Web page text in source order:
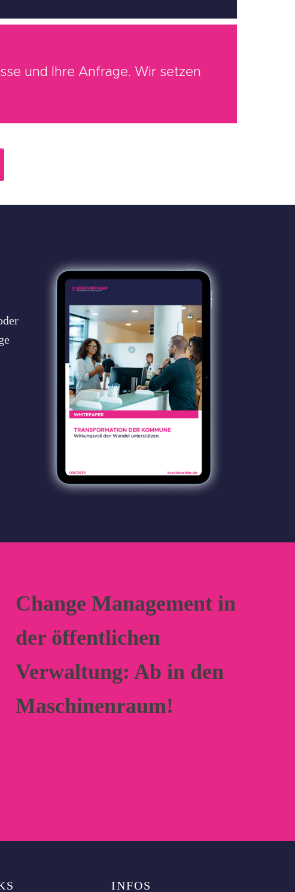
und Ihre Anfrage. Wir setzen
Change Management in
der öffentlichen
Verwaltung: Ab in den
Maschinenraum!
INFOS